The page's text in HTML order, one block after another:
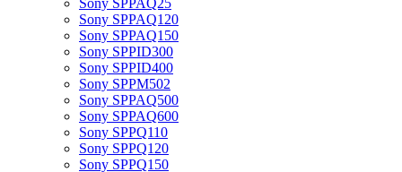
Sony SPPAQ25
Sony SPPAQ120
Sony SPPAQ150
Sony SPPID300
Sony SPPID400
Sony SPPM502
Sony SPPAQ500
Sony SPPAQ600
Sony SPPQ110
Sony SPPQ120
Sony SPPQ150